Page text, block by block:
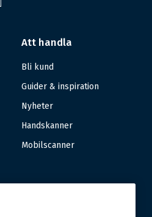
Att handla
Bli kund
Guider & inspiration
Nyheter
Handskanner
Mobilscanner